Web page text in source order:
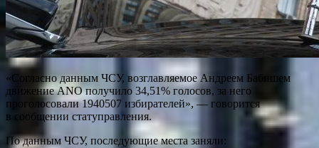
«Согласно данным ЧСУ, возглавляемое Андреем Бабишем
движение ANO получило 34,51% голосов, за него
проголосовали 1940507 избирателей», — говорится
в сообщении статуправления.
По данным ЧСУ, последующие места заняли: